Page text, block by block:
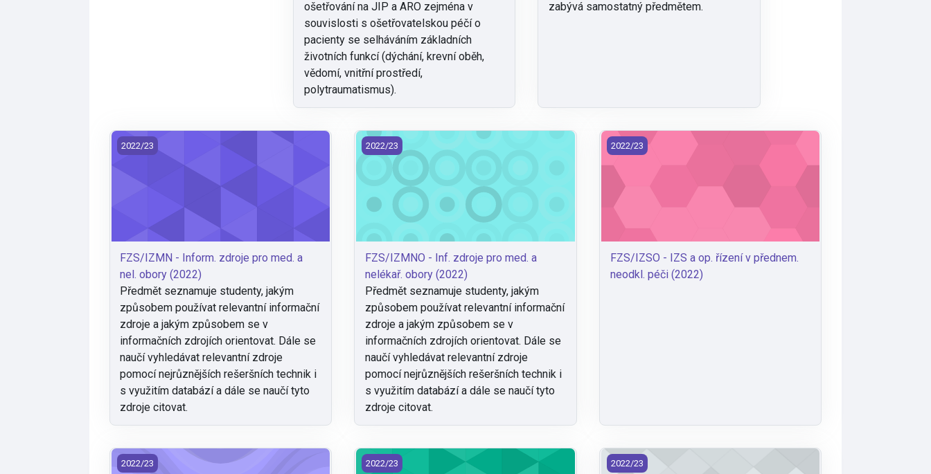
ošetřování na JIP a ARO zejména v
souvislosti s ošetřovatelskou péčí o
pacienty se selháváním základních
životních funkcí (dýchání, krevní oběh,
vědomí, vnitřní prostředí,
polytraumatismus).
zabývá samostatný předmětem.
FZS/IZMN - Inform. zdroje pro med. a nel. obory (2022)
2022/23
FZS/IZMN - Inform. zdroje pro med. a
nel. obory (2022)
Předmět seznamuje studenty, jakým
způsobem používat relevantní informační
zdroje a jakým způsobem se v
informačních zdrojích orientovat. Dále se
naučí vyhledávat relevantní zdroje
pomocí nejrůznějších rešeršních technik i
s využitím databází a dále se naučí tyto
zdroje citovat.
FZS/IZMNO - Inf. zdroje pro med. a nelékař. obory (2022)
2022/23
FZS/IZMNO - Inf. zdroje pro med. a
nelékař. obory (2022)
Předmět seznamuje studenty, jakým
způsobem používat relevantní informační
zdroje a jakým způsobem se v
informačních zdrojích orientovat. Dále se
naučí vyhledávat relevantní zdroje
pomocí nejrůznějších rešeršních technik i
s využitím databází a dále se naučí tyto
zdroje citovat.
FZS/IZSO - IZS a op. řízení v přednem. neodkl. péči (2022)
2022/23
FZS/IZSO - IZS a op. řízení v přednem.
neodkl. péči (2022)
FZS/JA1 - Odborný jazyk anglický 1 (2022)
2022/23 FZS/JA2 - Odborný jazyk anglický 2 (2022)
2022/23 FZS/JA3 - Odborný jazyk anglický 3 (2022)
2022/23